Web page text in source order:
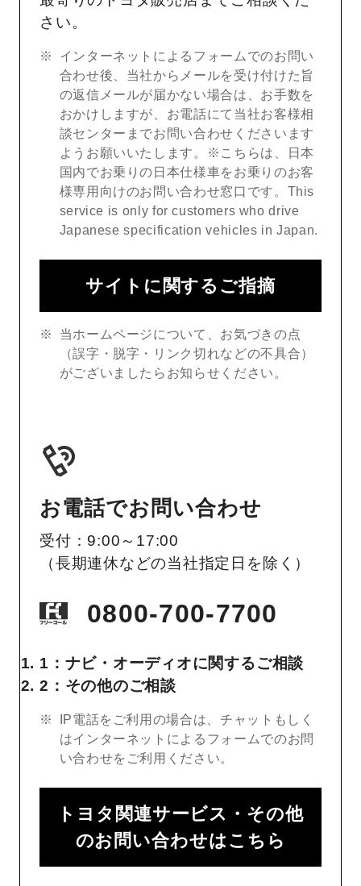
さい。
インターネットによるフォームでのお問い
合わせ後、当社からメールを受け付けた旨
の返信メールが届かない場合は、お手数を
おかけしますが、お電話にて当社お客様相
談センターまでお問い合わせくださいます
ようお願いいたします。※こちらは、日本
国内でお乗りの日本仕様車をお乗りのお客
様専用向けのお問い合わせ窓口です。This
service is only for customers who drive
Japanese specification vehicles in Japan.
サイトに関するご指摘
当ホームページについて、お気づきの点
（誤字・脱字・リンク切れなどの不具合）
がございましたらお知らせください。
お電話でお問い合わせ
受付：9:00～17:00
（長期連休などの当社指定日を除く）
0800-700-7700
1：ナビ・オーディオに関するご相談
2：その他のご相談
IP電話をご利用の場合は、チャットもしく
はインターネットによるフォームでのお問
い合わせをご利用ください。
トヨタ関連サービス・その他
のお問い合わせはこちら